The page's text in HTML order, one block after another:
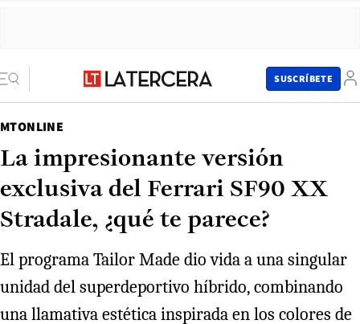
SUSCRÍBETE
MTONLINE
La impresionante versión
exclusiva del Ferrari SF90 XX
Stradale, ¿qué te parece?
El programa Tailor Made dio vida a una singular
unidad del superdeportivo híbrido, combinando
una llamativa estética inspirada en los colores de